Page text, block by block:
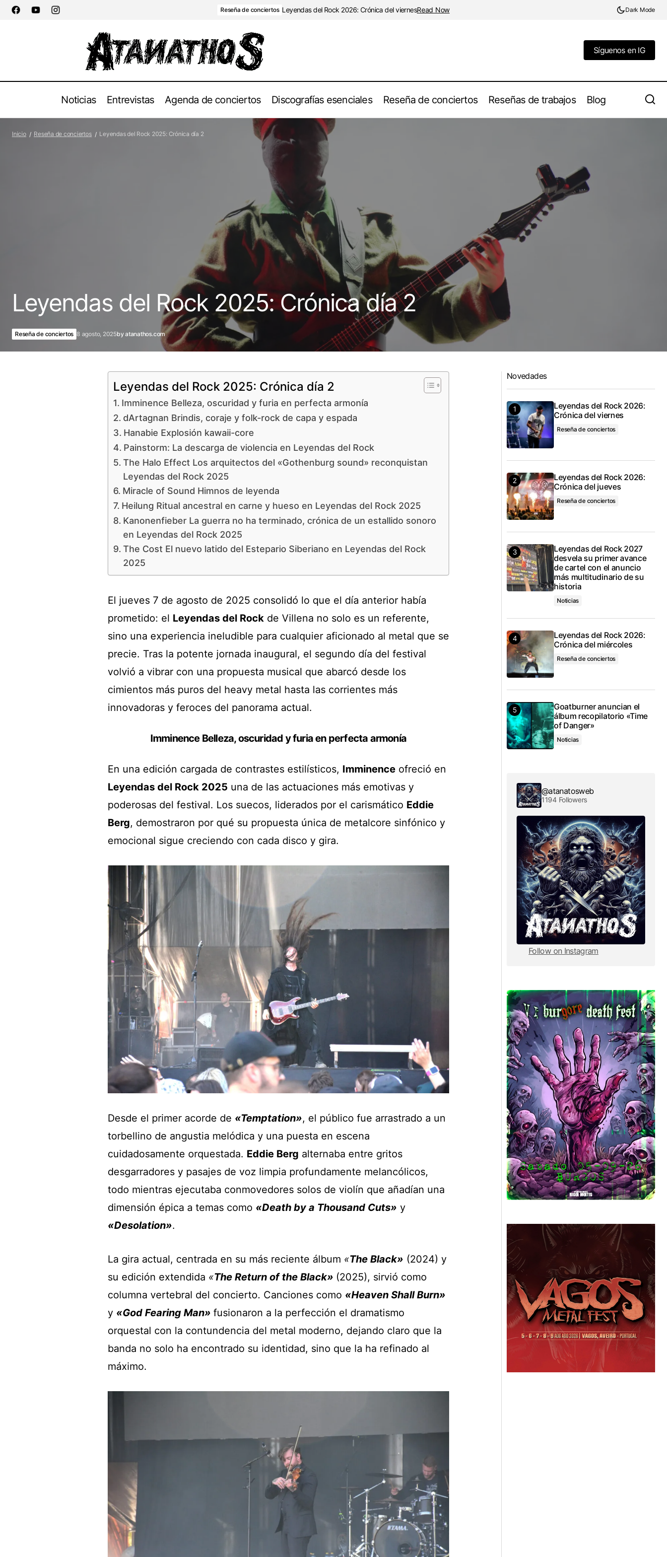
Reseña de conciertos Leyendas del Rock 2026: Crónica del viernesRead Now Dark Mode
Síguenos en IG
Noticias Entrevistas Agenda de conciertos Discografías esenciales Reseña de conciertos Reseñas de trabajos Blog
Rock 2026
Reseña de conciertos Leyendas del Rock 2025: Crónica día 2
Inicio Reseña de conciertos Leyendas del Rock 2025: Crónica día 2
Leyendas del Rock 2025: Crónica día 2
Reseña de conciertos 8 agosto, 2025by atanathos.com
Leyendas del Rock 2025: Crónica día 2
Imminence Belleza, oscuridad y furia en perfecta armonía
dArtagnan Brindis, coraje y folk-rock de capa y espada
Hanabie Explosión kawaii-core
Painstorm: La descarga de violencia en Leyendas del Rock
The Halo Effect Los arquitectos del «Gothenburg sound» reconquistan
Leyendas del Rock 2025
Miracle of Sound Himnos de leyenda
Heilung Ritual ancestral en carne y hueso en Leyendas del Rock 2025
Kanonenfieber La guerra no ha terminado, crónica de un estallido sonoro
en Leyendas del Rock 2025
The Cost El nuevo latido del Estepario Siberiano en Leyendas del Rock
2025
El jueves 7 de agosto de 2025 consolidó lo que el día anterior había
prometido: el Leyendas del Rock de Villena no solo es un referente,
sino una experiencia ineludible para cualquier aficionado al metal que se
precie. Tras la potente jornada inaugural, el segundo día del festival
volvió a vibrar con una propuesta musical que abarcó desde los
cimientos más puros del heavy metal hasta las corrientes más
innovadoras y feroces del panorama actual.
Imminence Belleza, oscuridad y furia en perfecta armonía
En una edición cargada de contrastes estilísticos, Imminence ofreció en
Leyendas del Rock 2025 una de las actuaciones más emotivas y
poderosas del festival. Los suecos, liderados por el carismático Eddie
Berg, demostraron por qué su propuesta única de metalcore sinfónico y
emocional sigue creciendo con cada disco y gira.
Desde el primer acorde de «Temptation», el público fue arrastrado a un
torbellino de angustia melódica y una puesta en escena
cuidadosamente orquestada. Eddie Berg alternaba entre gritos
desgarradores y pasajes de voz limpia profundamente melancólicos,
todo mientras ejecutaba conmovedores solos de violín que añadían una
dimensión épica a temas como «Death by a Thousand Cuts» y
«Desolation».
La gira actual, centrada en su más reciente álbum «The Black» (2024) y
su edición extendida «The Return of the Black» (2025), sirvió como
columna vertebral del concierto. Canciones como «Heaven Shall Burn»
y «God Fearing Man» fusionaron a la perfección el dramatismo
orquestal con la contundencia del metal moderno, dejando claro que la
banda no solo ha encontrado su identidad, sino que la ha refinado al
máximo.
Novedades
Leyendas del Rock 2026:
Crónica del viernes
Reseña de conciertos
Leyendas del Rock 2026:
Crónica del jueves
Reseña de conciertos
Leyendas del Rock 2027
desvela su primer avance
de cartel con el anuncio
más multitudinario de su
historia
Noticias
Leyendas del Rock 2026:
Crónica del miércoles
Reseña de conciertos
Goatburner anuncian el
álbum recopilatorio «Time
of Danger»
Noticias
@atanatosweb
1194 Followers
Follow on Instagram